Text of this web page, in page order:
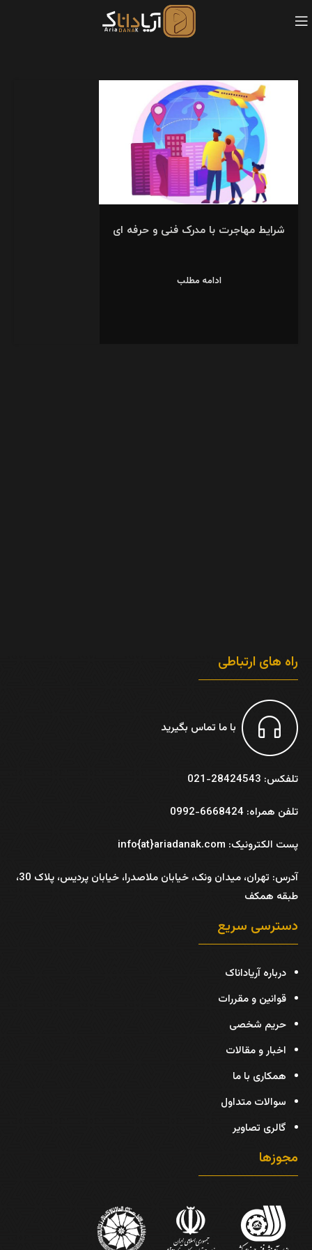
شرایط مهاجرت با مدرک فنی و حرفه ای
ادامه مطلب
راه های ارتباطی
با ما تماس بگیرید
تلفکس: 28424543-021
تلفن همراه: 6668424-0992
پست الکترونیک: info{at}ariadanak.com
آدرس:
تهران، میدان ونک، خیابان ملاصدرا، خیابان پردیس، پلاک 30،
طبقه همکف
دسترسی سریع
درباره آریاداناک
قوانین و مقررات
حریم شخصی
اخبار و مقالات
همکاری با ما
سوالات متداول
گالری تصاویر
مجوزها